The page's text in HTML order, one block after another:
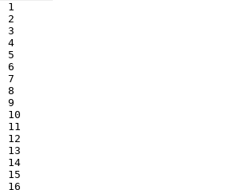
1
2
3
4
5
6
7
8
9
10
11
12
13
14
15
16